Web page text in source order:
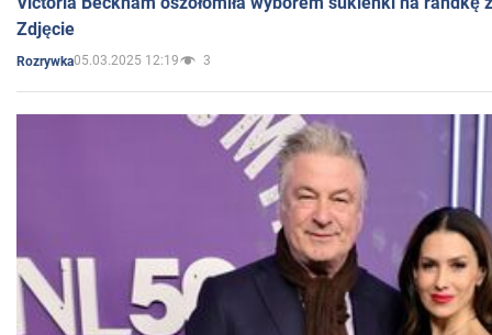
Zdjęcie
Rozrywka05.03.2025 12:19 3